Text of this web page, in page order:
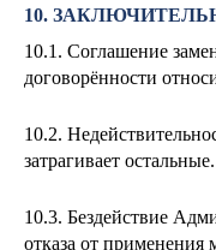
10.
10.1. Соглашение
договорённости
10.2.
затрагивает остальные.
10.3. Бездействие
отказа от применения